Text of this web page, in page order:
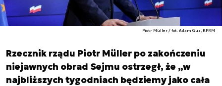
Piotr Müller / fot. Adam Guz, KPRM
Rzecznik rządu Piotr Müller po zakończeniu
niejawnych obrad Sejmu ostrzegł, że „w
najbliższych tygodniach będziemy jako cała